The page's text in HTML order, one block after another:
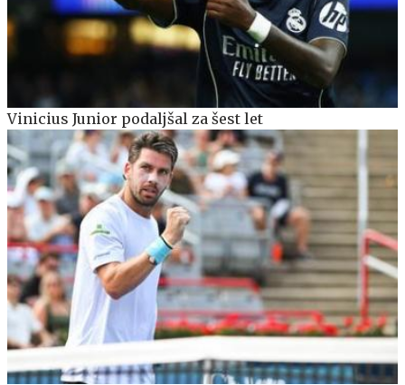
Vinicius Junior podaljšal za šest let